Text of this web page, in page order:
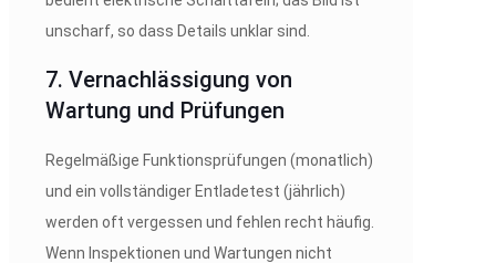
7. Vernachlässigung von
Wartung und Prüfungen
Regelmäßige Funktionsprüfungen (monatlich)
und ein vollständiger Entladetest (jährlich)
werden oft vergessen und fehlen recht häufig.
Wenn Inspektionen und Wartungen nicht